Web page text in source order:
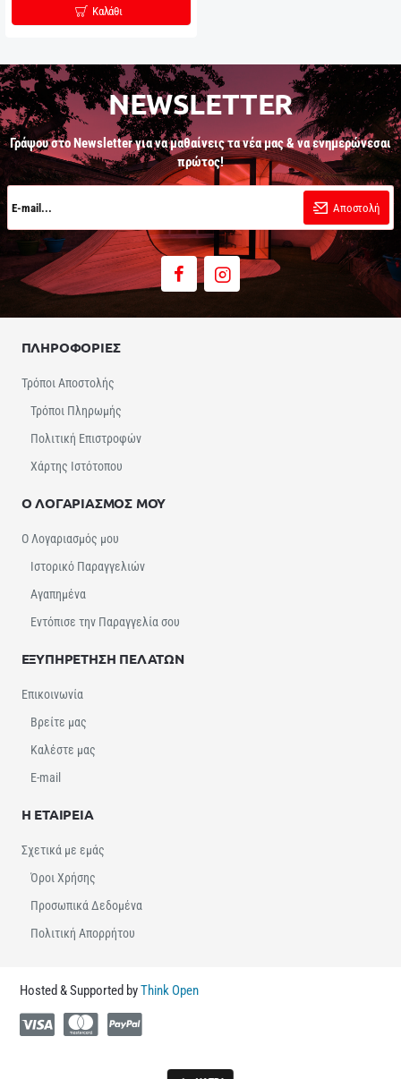
Καλάθι
NEWSLETTER
Γράψου στο Newsletter για να μαθαίνεις τα νέα μας & να ενημερώνεσαι
πρώτος!
mail...
Αποστολή
ΠΛΗΡΟΦΟΡΙΕΣ
Τρόποι Αποστολής
Τρόποι Πληρωμής
Πολιτική Επιστροφών
Χάρτης Ιστότοπου
Ο ΛΟΓΑΡΙΑΣΜΟΣ ΜΟΥ
Ο Λογαριασμός μου
Ιστορικό Παραγγελιών
Αγαπημένα
Εντόπισε την Παραγγελία σου
ΕΞΥΠΗΡΕΤΗΣΗ ΠΕΛΑΤΩΝ
Επικοινωνία
Βρείτε μας
Καλέστε μας
E-mail
Η ΕΤΑΙΡΕΙΑ
Σχετικά με εμάς
Όροι Χρήσης
Προσωπικά Δεδομένα
Πολιτική Απορρήτου
Hosted & Supported byThink Open